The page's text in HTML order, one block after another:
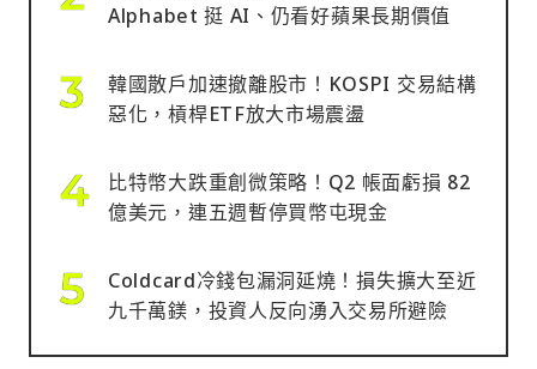
Alphabet 挺 AI、仍看好蘋果長期價值
韓國散戶加速撤離股市！KOSPI 交易結構
惡化，槓桿ETF放大市場震盪
比特幣大跌重創微策略！Q2 帳面虧損 82
億美元，連五週暫停買幣屯現金
Coldcard冷錢包漏洞延燒！損失擴大至近
九千萬鎂，投資人反向湧入交易所避險